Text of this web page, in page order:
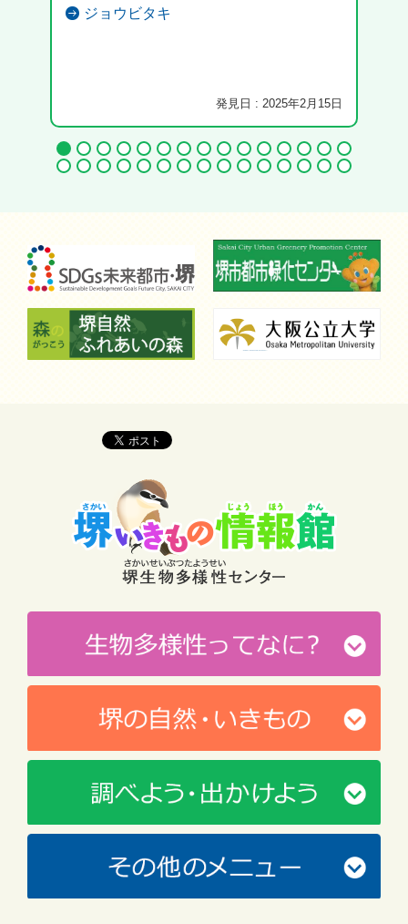
ジョウビタキ
発見日 : 2025年2月15日